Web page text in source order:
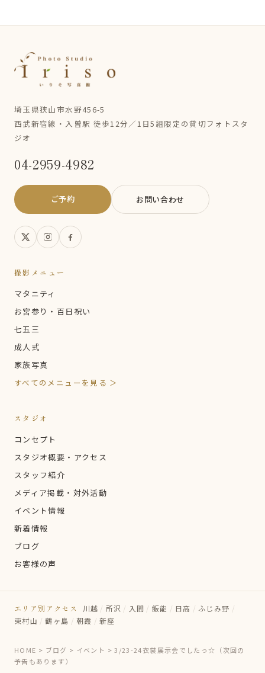
埼玉県狭山市水野456-5
西武新宿線・入曽駅 徒歩12分／1日5組限定の貸切フォトスタ
ジオ
04-2959-4982
ご予約 お問い合わせ
撮影メニュー
マタニティ
お宮参り・百日祝い
七五三
成人式
家族写真
すべてのメニューを見る ＞
スタジオ
コンセプト
スタジオ概要・アクセス
スタッフ紹介
メディア掲載・対外活動
イベント情報
新着情報
ブログ
お客様の声
エリア別アクセス 川越 / 所沢 / 入間 / 飯能 / 日高 / ふじみ野 /
東村山 / 鶴ヶ島 / 朝霞 / 新座
HOME > ブログ > イベント >3/23-24衣裳展示会でしたっ☆（次回の
予告もあります）